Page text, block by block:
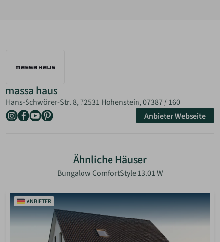
massa haus
Hans-Schwörer-Str. 8, 72531 Hohenstein,07387 / 160
Anbieter Webseite
Ähnliche Häuser
Bungalow ComfortStyle 13.01 W
ANBIETER